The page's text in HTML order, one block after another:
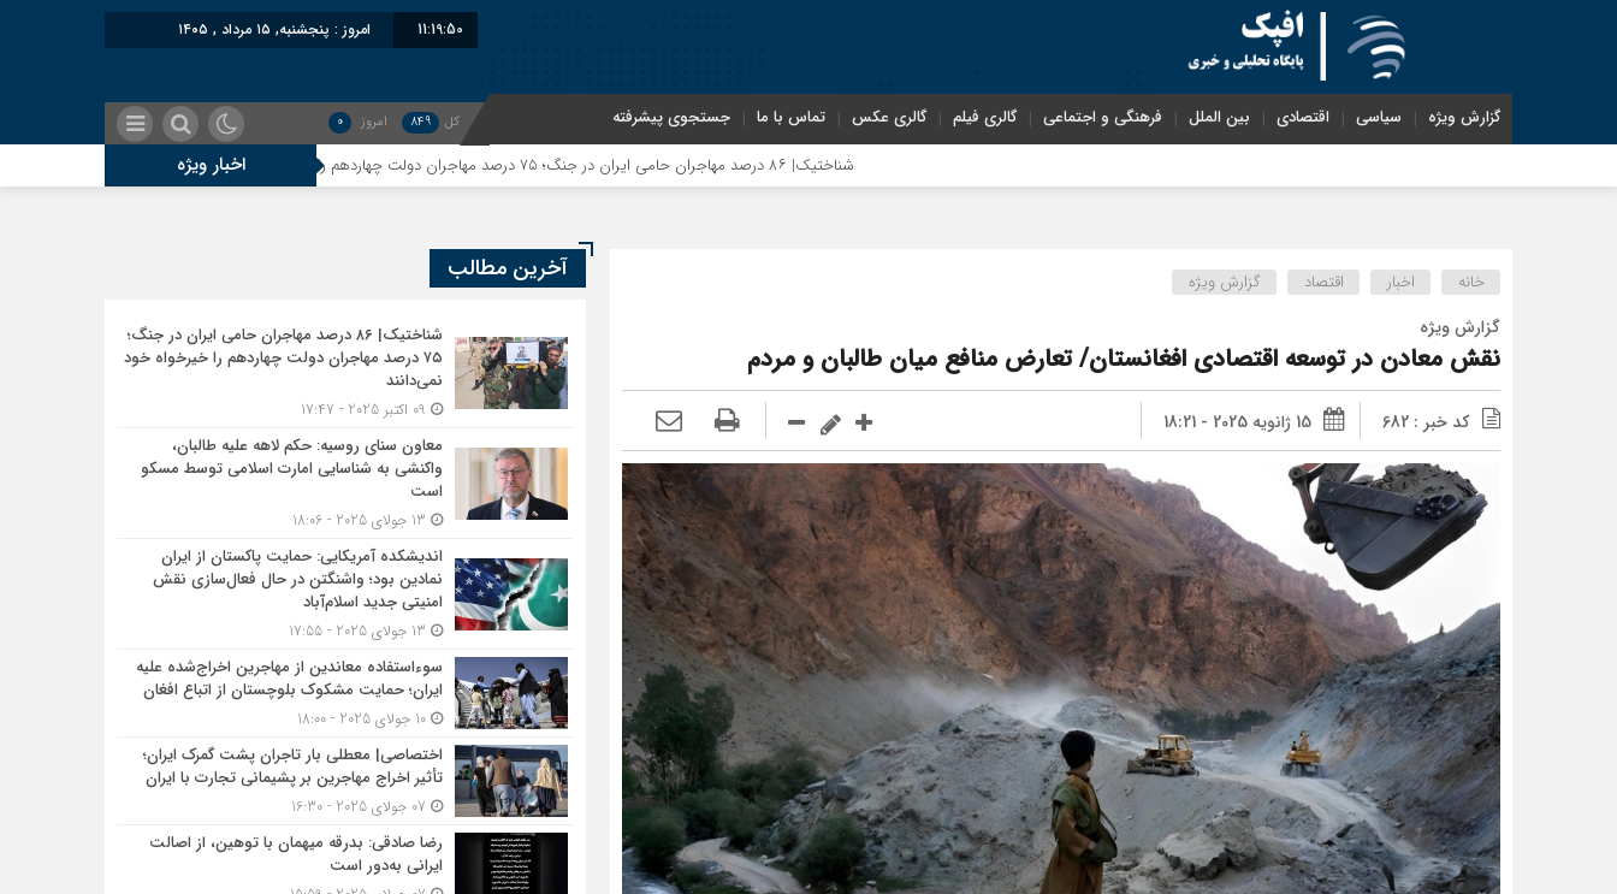
11:19:51 امروز : پنجشنبه, ۱۵ مرداد , ۱۴۰۵
گزارش ویژه سیاسی اقتصادی بین الملل فرهنگی و اجتماعی گالری فیلم گالری عکس تماس با ما جستجوی پیشرفته کل 849 امروز 0
اخبار ویژه
معاون سنای روسیه: حکم لاهه علیه
رضا صادقی: بدرقه میهمان با توهین، از اصالت ایرانی به‌دور است
روسیه امارت اسلامی افغانستان را به رسمیت شناخت؛ دول آسیای میانه هم به طالبان اعتبار می‎‌بخشند؟
مذاکره تحمیلی، جنگ تحمیلی، صلح تحمیلی را پذیرفتیم؛ اسرائیل به کدام صلح تاکنون پایبند بوده است؟
خانه اخبار اقتصاد گزارش ویژه
گزارش ویژه
نقش معادن در توسعه اقتصادی افغانستان/ تعارض منافع میان طالبان و مردم
کد خبر : 682 15 ژانویه 2025 - 18:21
آخرین مطالب
شناختیک| ۸۶ درصد مهاجران حامی ایران در جنگ؛
۷۵ درصد مهاجران دولت چهاردهم را خیرخواه خود
نمی‌دانند
معاون سنای روسیه: حکم لاهه علیه طالبان،
واکنشی به شناسایی امارت اسلامی توسط مسکو
است
اندیشکده آمریکایی: حمایت پاکستان از ایران
نمادین بود؛ واشنگتن در حال فعال‌سازی نقش
امنیتی جدید اسلام‌آباد
سوءاستفاده معاندین از مهاجرین اخراج‌شده علیه
ایران؛ حمایت مشکوک بلوچستان از اتباع افغان
10 جولای 2025 - 18:00
اختصاصی| معطلی بار تاجران پشت گمرک ایران؛
تأثیر اخراج مهاجرین بر پشیمانی تجارت با ایران
رضا صادقی: بدرقه میهمان با توهین، از اصالت
ایرانی به‌دور است